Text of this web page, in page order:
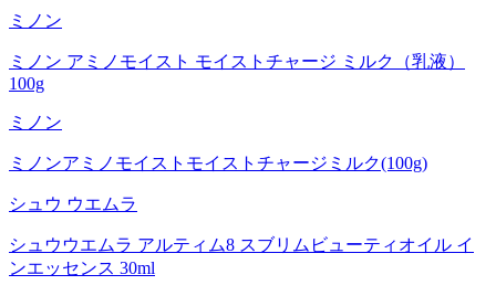
ミノン
ミノン アミノモイスト モイストチャージ ミルク（乳液）
100g
ミノン
ミノンアミノモイストモイストチャージミルク(100g)
シュウ ウエムラ
シュウウエムラ アルティム8 スブリムビューティオイル イ
ンエッセンス 30ml